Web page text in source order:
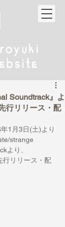
ebsite
ebsite
Soundtrack』よ
行リリース・配
1月3日(土)より
strange
より
行リリース・配